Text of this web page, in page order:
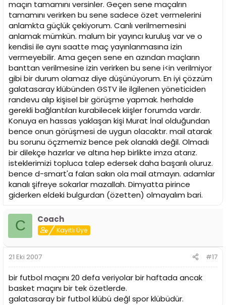
maçın tamamını versinler. Geçen sene maçalrın
tamamını verirken bu sene sadece özet vermelerini
anlamkta güçlük çekiyorum. Canlı verilmemesini
anlamak mümkün. malum bir yayıncı kuruluş var ve o
kendisi ile aynı saatte maç yayınlanmasına izin
vermeyebilir. Ama geçen sene en azından maçların
banttan verilmesine izin verirken bu sene i<in verilmiyor
gibi bir durum olamaz diye düşünüyorum. En iyi çözzüm
galatasaray klübünden GSTV ile ilgilenen yöneticiden
randevu alıp kişisel bir görüşme yapmak. herhalde
gerekli bağlantıları kurabilecek kiişler forumda vardır.
Konuya en hassas yaklaşan kişi Murat İnal olduğundan
bence onun görüşmesi de uygun olacaktır. mail atarak
bu sorunu öçzmemiz bence pek olanaklı değil. Olmadı
bir dilekçe hazırlar ve altına hep birlikte imza atarız.
isteklerimizi topluca talep edersek daha başarılı oluruz.
bence d-smart'a falan sakın ola mail atmayın. adamlar
kanalı şifreye sokarlar mazallah. Dimyatta pirince
giderken eldeki bulgurdan (özetten) olmayalım bari.
C Coach
Kayıtlı Üye
21 Eki 2007 #17
bir futbol maçını 20 defa veriyolar bir haftada ancak
basket maçını bir tek özetlerde.
galatasaray bir futbol klübü değl spor klübüdür.